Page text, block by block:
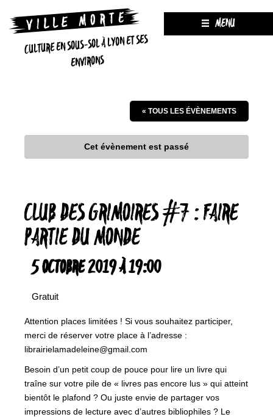
CULTURE EN SOUS-SOL À LYON ET SES
ENVIRONS
MENU
« TOUS LES ÉVÈNEMENTS
Cet évènement est passé
CLUB DES GRIMOIRES #7 : FAIRE
PARTIE DU MONDE
5 OCTOBRE 2019 À 19:00
Gratuit
Attention places limitées ! Si vous souhaitez participer,
merci de réserver votre place à l’adresse :
librairielamadeleine@gmail.com
Besoin d’un petit coup de pouce pour lire un livre qui
traîne sur votre pile de « livres pas encore lus » qui atteint
bientôt le plafond ? Ou juste envie de partager vos
impressions de lecture avec d’autres bibliophiles ? Le